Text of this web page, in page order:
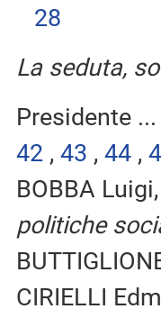
28
La seduta,
Presidente
42 , 43 , 44 ,
BOBBA
politiche
CIRIELLI